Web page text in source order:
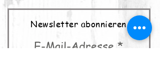
Newsletter abonnieren
E-Mail-Adresse